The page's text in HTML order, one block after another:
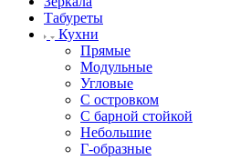
Табуреты
Кухни
Прямые
Модульные
Угловые
С островком
С барной стойкой
Небольшие
Г-образные